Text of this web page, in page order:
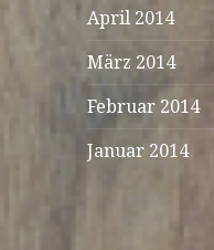
April 2014
März 2014
Februar 2014
Januar 2014